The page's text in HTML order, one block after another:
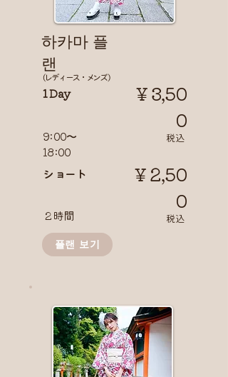
​하카마 플
랜
( レディース・メンズ )
1 Day
9:00〜
18:00
​ショート
２時間
￥3,50
0
​税込
￥2,50
0
​税込
플랜 보기